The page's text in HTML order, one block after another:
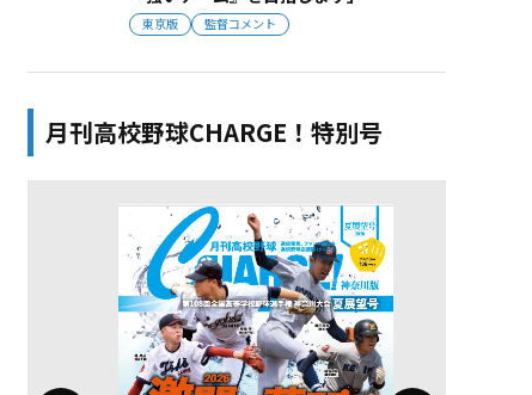
東京版 監督コメント
月刊高校野球CHARGE！特別号